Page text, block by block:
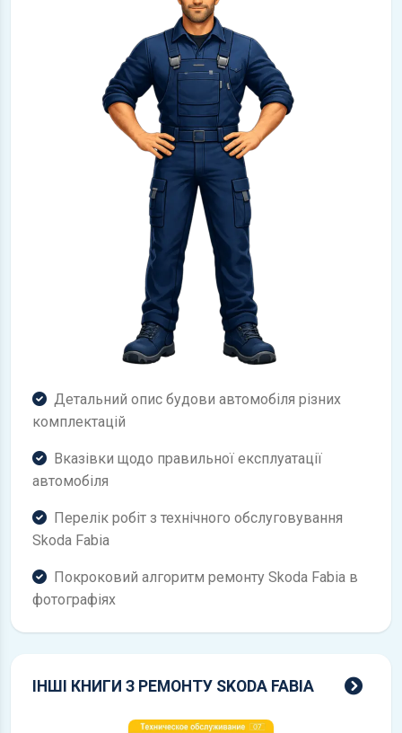
Детальний опис будови автомобіля різних
комплектацій
Вказівки щодо правильної експлуатації
автомобіля
Перелік робіт з технічного обслуговування
Skoda Fabia
Покроковий алгоритм ремонту Skoda Fabia в
фотографіях
ІНШІ КНИГИ З РЕМОНТУ SKODA FABIA